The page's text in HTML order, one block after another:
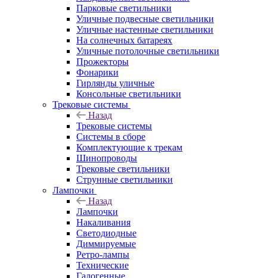
Парковые светильники
Уличные подвесные светильники
Уличные настенные светильники
На солнечных батареях
Уличные потолочные светильники
Прожекторы
Фонарики
Гирлянды уличные
Консольные светильники
Трековые системы
Назад
Трековые системы
Системы в сборе
Комплектующие к трекам
Шинопроводы
Трековые светильники
Струнные светильники
Лампочки
Назад
Лампочки
Накаливания
Светодиодные
Диммируемые
Ретро-лампы
Технические
Галогенные